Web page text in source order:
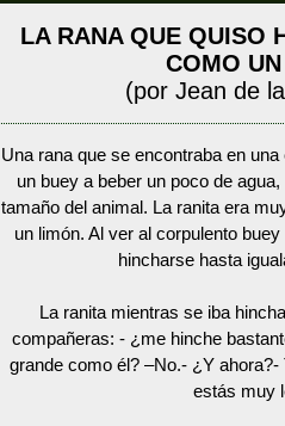
LA RANA QUE QUISO
COMO
(por Jean de
Una rana que se encontraba en
un buey a beber un poco de
tamaño del animal. La ranita era
un limón. Al ver al corpulento
hincharse hasta
La ranita mientras se iba
compañeras: - ¿me hinche
grande como él? –No.- ¿Y ahora?-
estás muy